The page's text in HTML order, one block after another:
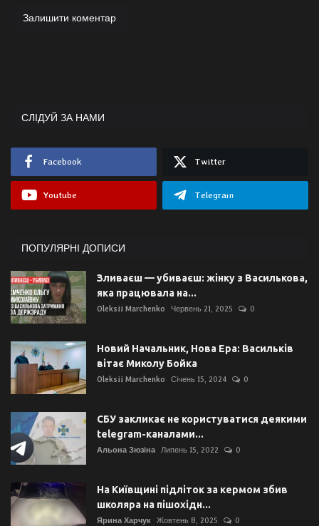
Залишити коментар
СЛІДУЙ ЗА НАМИ
Facebook Twitter
Youtube Telegram
ПОПУЛЯРНІ ДОПИСИ
Зливаєш — убиваєш: жінку з Василькова,
яка працювала на...
Oleksii Marchenko Червень 21, 2025 0
Новий Начальник, Нова Ера: Васильків
вітає Миколу Бойка
Oleksii Marchenko Січень 15, 2024 0
СБУ закликає не користуватися деякими
telegram-каналами...
Альона Зюзіна Липень 15, 2022 0
На Київщині підліток за кермом збив
школяра на пішохідн...
Ярина Харчук Жовтень 8, 2025 0